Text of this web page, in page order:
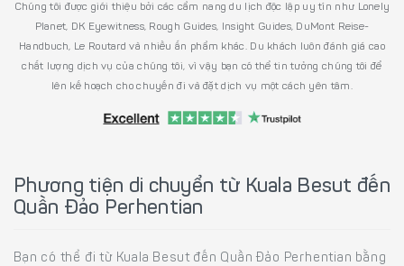
Chúng tôi được giới thiệu bởi các cẩm nang du lịch độc lập uy tín như Lonely
Planet, DK Eyewitness, Rough Guides, Insight Guides, DuMont Reise-
Handbuch, Le Routard và nhiều ấn phẩm khác. Du khách luôn đánh giá cao
chất lượng dịch vụ của chúng tôi, vì vậy bạn có thể tin tưởng chúng tôi để
lên kế hoạch cho chuyến đi và đặt dịch vụ một cách yên tâm.
Phương tiện di chuyển từ Kuala Besut đến
Quần Đảo Perhentian
Bạn có thể đi từ Kuala Besut đến Quần Đảo Perhentian bằng